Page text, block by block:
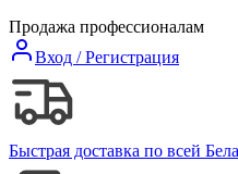
Продажа профессионалам
Вход / Регистрация
Быстрая доставка по всей